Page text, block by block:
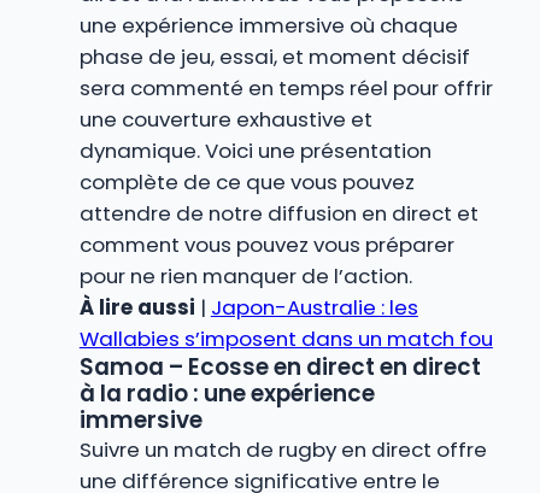
une expérience immersive où chaque
phase de jeu, essai, et moment décisif
sera commenté en temps réel pour offrir
une couverture exhaustive et
dynamique. Voici une présentation
complète de ce que vous pouvez
attendre de notre diffusion en direct et
comment vous pouvez vous préparer
pour ne rien manquer de l’action.
À lire aussi | Japon-Australie : les
Wallabies s’imposent dans un match fou
Samoa – Ecosse en direct en direct
à la radio : une expérience
immersive
Suivre un match de rugby en direct offre
une différence significative entre le